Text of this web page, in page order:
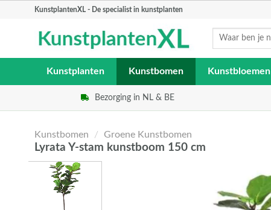
KunstplantenXL - De specialist in kunstplanten
Zoeken
Kunstplanten Kunstbomen Kunstbloemen
Bezorging in NL & BE
Kunstbomen / Groene Kunstbomen
Lyrata Y-stam kunstboom 150 cm